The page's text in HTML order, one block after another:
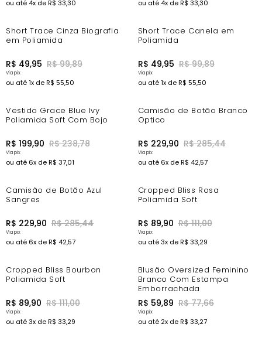
ou até 4x deR$ 33,30 ou até 4x deR$ 33,30
-44%
Short Trace Cinza Biografia
em Poliamida
R$ 49,95 R$ 99,89
ou até1x deR$ 55,50
-44%
Short Trace Canela em
Poliamida
R$ 49,95 R$ 99,89
ou até1x deR$ 55,50
-7%
Vestido Grace Blue Ivy
Poliamida Soft Com Bojo
R$ 199,90 R$ 238,78
ou até 6x deR$ 37,01
-11%
Camisão de Botão Branco
Optico
R$ 229,90 R$ 285,44
ou até 6x deR$ 42,57
-11%
Camisão de Botão Azul
Sangres
R$ 229,90 R$ 285,44
ou até 6x deR$ 42,57
-10%
Cropped Bliss Rosa
Poliamida Soft
R$ 89,90 R$ 111,00
ou até3x deR$ 33,29
-10%
Cropped Bliss Bourbon
Poliamida Soft
R$ 89,90 R$ 111,00
ou até3x deR$ 33,29
-14%
Blusão Oversized Feminino
Branco Com Estampa
Emborrachada
R$ 59,89 R$ 77,66
ou até 2x deR$ 33,27